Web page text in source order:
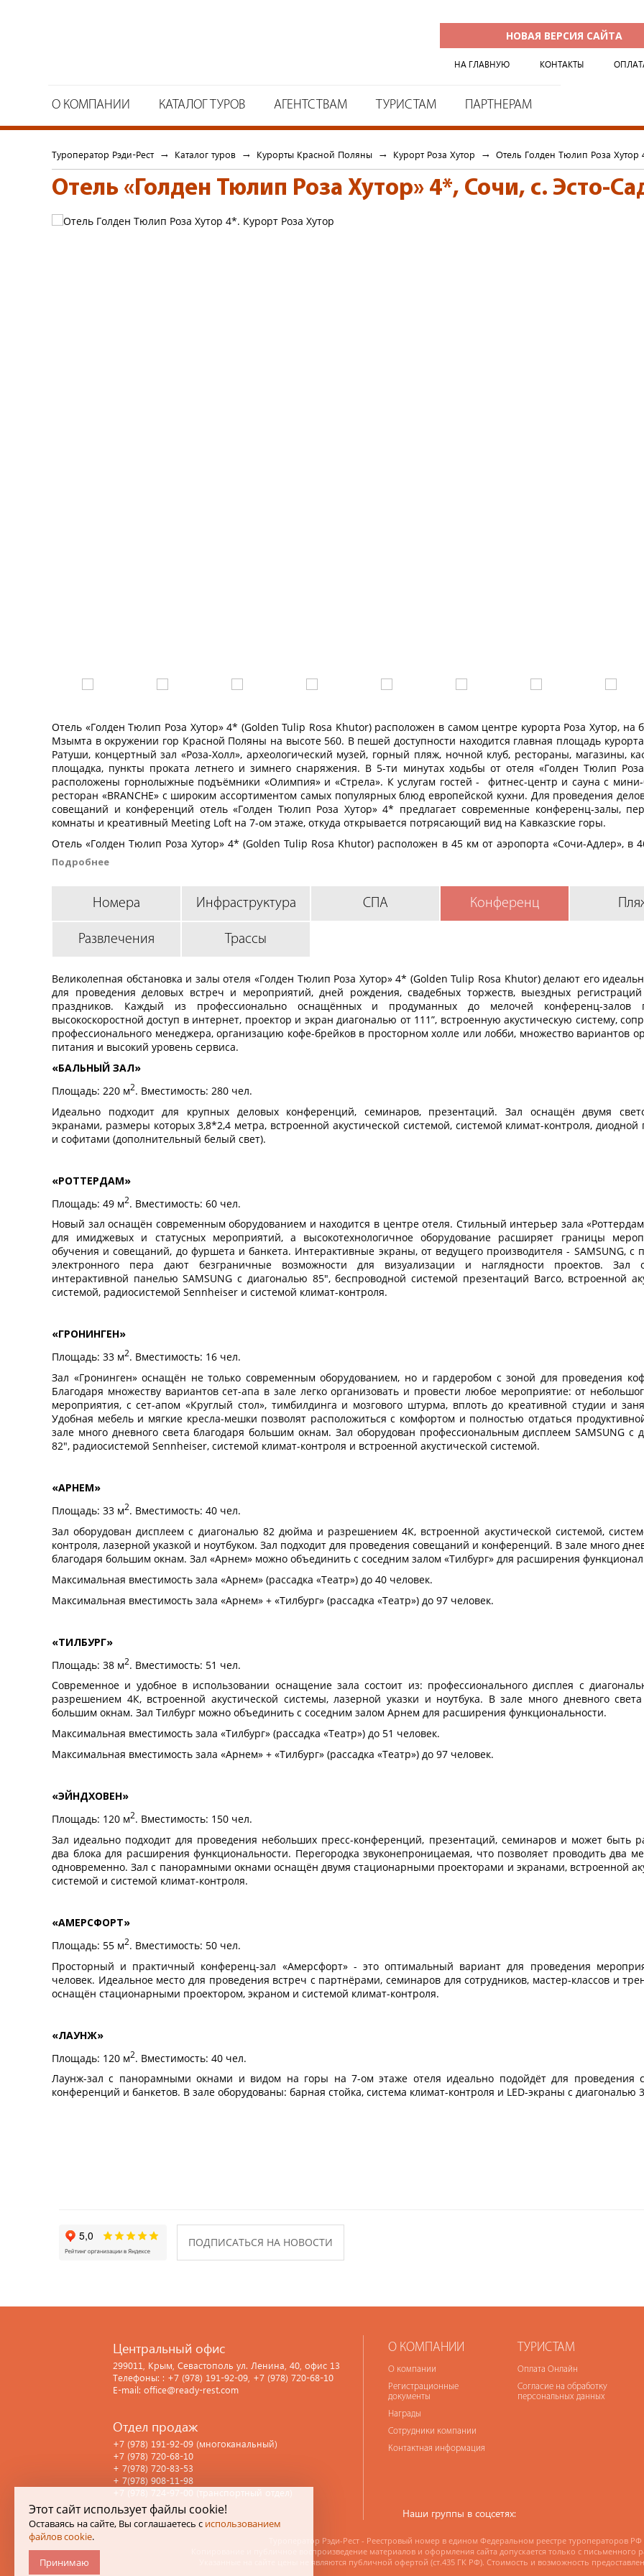
НОВАЯ ВЕРСИЯ САЙТА
О КОМПАНИИ КАТАЛОГ ТУРОВ АГЕНТСТВАМ ТУРИСТАМ ПАРТНЕРАМ
НА ГЛАВНУЮ КОНТАКТЫ
Туроператор Рэди-Рест → Каталог туров → Курорты Красной Поляны → Курорт Роза Хутор → Отель Голден Тюлип Роза Хутор
Отель «Голден Тюлип Роза Хутор» 4*, Сочи, с. Эсто-
Отель «Голден Тюлип Роза Хутор» 4* (Golden Tulip Rosa Khutor) расположен в самом центре курорта Роза Хутор, на
Мзымта в окружении гор Красной Поляны на высоте 560. В пешей доступности находится главная площадь
Ратуши, концертный зал «Роза-Холл», археологический музей, горный пляж, ночной клуб, рестораны, магазины,
площадка, пункты проката летнего и зимнего снаряжения. В 5-ти минутах ходьбы от отеля «Голден Тюлип
расположены горнолыжные подъёмники «Олимпия» и «Стрела». К услугам гостей - фитнес-центр и сауна с мини-
ресторан «BRANCHE» с широким ассортиментом самых популярных блюд европейской кухни. Для проведения
совещаний и конференций отель «Голден Тюлип Роза Хутор» 4* предлагает современные конференц-залы,
комнаты и креативный Meeting Loft на 7-ом этаже, откуда открывается потрясающий вид на Кавказские горы.
Отель «Голден Тюлип Роза Хутор» 4* (Golden Tulip Rosa Khutor) расположен в 45 км от аэропорта «Сочи-Адлер», в
вокзала «Сочи-Адлер», в 2 км от ж/д вокзала «Роза Хутор», в 300 м от подъемников, в 300 м от бювета минеральных
до пляжей побережья Чёрного моря в Адлере.
дизайнерских номера, соответствующих стандартам бренда.
Эргономика и стиль - вот, что привлекает
Каждый номер отеля оснащен всем необходимым для комфортного пребывания гостей:
вместительный гардероб, рабочее место с удобным подключением, мини-бар, набор для приготовления
электрочайник, бутилированная вода (обновляется ежедневно), меню подушек, ортопедические матрасы на
тапочки, фен, гостиничная мини-парфюмерия. В номерах супериор и выше для гостей доступны: капсульная
гладильная станция. Интерьер номеров выдержан в тёплых светлых тонах, располагающих к уюту и отдыху.
В тариф включено:проживание в номере выбранной категории, питание по выбранному типу в ресторане
«шведский стол», посещение тренажёрного зала, сауны, пользование комнатой для хранения и сушки спортивного
круглосуточная служба «Мобильный консьерж», интернет Wi-Fi на всей территории отеля. Возможность
Необходимые документы для размещения:
Для взрослых: ваучер, общегражданский российский паспорт.
Для детей:оригинал свидетельства о рождении для детей до 14 лет; для детей старше 14 лет - российский
одного из родителей (усыновителей, опекунов) на сопровождающих лиц, не являющихся законными
санэпидокружении об отсутствии контакта с людьми с инфекционными заболеваниями, в том числе Covid-19
поликлинике), справка о прививках (выдается медсестрой в детском саду или школе, или поликлинике).
Для иностранных туристов:паспорт и миграционная карта, виза или вид на жительство (более подробную
запрашивайте в службе ФМС).
Подробнее
Номера Инфраструктура СПА Конференц
Развлечения Трассы
Великолепная обстановка и залы отеля «Голден Тюлип Роза Хутор» 4* (Golden Tulip Rosa Khutor) делают его
для проведения деловых встреч и мероприятий, дней рождения, свадебных торжеств, выездных
праздников. Каждый из профессионально оснащённых и продуманных до мелочей конференц-залов
высокоскоростной доступ в интернет, проектор и экран диагональю от 111”, встроенную акустическую систему,
профессионального менеджера, организацию кофе-брейков в просторном холле или лобби, множество вариантов
питания и высокий уровень сервиса.
«БАЛЬНЫЙ ЗАЛ»
Площадь: 220 м2. Вместимость: 280 чел.
Идеально подходит для крупных деловых конференций, семинаров, презентаций. Зал оснащён двумя
экранами, размеры которых 3,8*2,4 метра, встроенной акустической системой, системой климат-контроля, диодной
и софитами (дополнительный белый свет).
«РОТТЕРДАМ»
Площадь: 49 м2. Вместимость: 60 чел.
Новый зал оснащён современным оборудованием и находится в центре отеля. Стильный интерьер зала
для имиджевых и статусных мероприятий, а высокотехнологичное оборудование расширяет границы
обучения и совещаний, до фуршета и банкета. Интерактивные экраны, от ведущего производителя - SAMSUNG, с
электронного пера дают безграничные возможности для визуализации и наглядности проектов. Зал
интерактивной панелью SAMSUNG с диагональю 85", беспроводной системой презентаций Barco, встроенной
системой, радиосистемой Sennheiser и системой климат-контроля.
«ГРОНИНГЕН»
Площадь: 33 м2. Вместимость: 16 чел.
Зал «Гронинген» оснащён не только современным оборудованием, но и гардеробом с зоной для проведения
Благодаря множеству вариантов сет-апа в зале легко организовать и провести любое мероприятие: от
мероприятия, с сет-апом «Круглый стол», тимбилдинга и мозгового штурма, вплоть до креативной студии и
Удобная мебель и мягкие кресла-мешки позволят расположиться с комфортом и полностью отдаться
зале много дневного света благодаря большим окнам. Зал оборудован профессиональным дисплеем SAMSUNG с
82", радиосистемой Sennheiser, системой климат-контроля и встроенной акустической системой.
«АРНЕМ»
Площадь: 33 м2. Вместимость: 40 чел.
Зал оборудован дисплеем с диагональю 82 дюйма и разрешением 4К, встроенной акустической системой,
контроля, лазерной указкой и ноутбуком. Зал подходит для проведения совещаний и конференций. В зале много
благодаря большим окнам. Зал «Арнем» можно объединить с соседним залом «Тилбург» для расширения
Максимальная вместимость зала «Арнем» (рассадка «Театр») до 40 человек.
Максимальная вместимость зала «Арнем» + «Тилбург» (рассадка «Театр») до 97 человек.
«ТИЛБУРГ»
Площадь: 38 м2. Вместимость: 51 чел.
Современное и удобное в использовании оснащение зала состоит из: профессионального дисплея с
разрешением 4К, встроенной акустической системы, лазерной указки и ноутбука. В зале много дневного света
большим окнам. Зал Тилбург можно объединить с соседним залом Арнем для расширения функциональности.
Максимальная вместимость зала «Тилбург» (рассадка «Театр») до 51 человек.
Максимальная вместимость зала «Арнем» + «Тилбург» (рассадка «Театр») до 97 человек.
«ЭЙНДХОВЕН»
Площадь: 120 м2. Вместимость: 150 чел.
Зал идеально подходит для проведения небольших пресс-конференций, презентаций, семинаров и может быть
два блока для расширения функциональности. Перегородка звуконепроницаемая, что позволяет проводить два
одновременно. Зал с панорамными окнами оснащён двумя стационарными проекторами и экранами, встроенной
системой и системой климат-контроля.
«АМЕРСФОРТ»
Площадь: 55 м2. Вместимость: 50 чел.
Просторный и практичный конференц-зал «Амерсфорт» - это оптимальный вариант для проведения
человек. Идеальное место для проведения встреч с партнёрами, семинаров для сотрудников, мастер-классов и
оснащён стационарными проектором, экраном и системой климат-контроля.
«ЛАУНЖ»
Площадь: 120 м2. Вместимость: 40 чел.
Лаунж-зал с панорамными окнами и видом на горы на 7-ом этаже отеля идеально подойдёт для проведения
конференций и банкетов. В зале оборудованы: барная стойка, система климат-контроля и LED-экраны с диагональю
ПОДПИСАТЬСЯ НА НОВОСТИ
Центральный офис
299011, Крым, Севастополь ул. Ленина, 40, офис 13
Телефоны: : +7 (978) 191-92-09, +7 (978) 720-68-10
E-mail: office@ready-rest.com
Отдел продаж
+7 (978) 191-92-09 (многоканальный)
+7 (978) 720-68-10
+ 7(978) 720-83-53
+ 7(978) 908-11-98
+7 (978) 724-97-00 (транспортный отдел)
О КОМПАНИИ
О компании
Регистрационные
документы
Награды
Сотрудники компании
Контактная информация
ТУРИСТАМ
Оплата Онлайн
Согласие на обработку
персональных данных
Наши группы в соцсетях:
Туроператор Рэди-Рест - Реестровый номер в едином Федеральном реестре туроператоров РФ
Копирование и публичное воспроизведение материалов и оформления сайта допускается только с
Указанные на сайте цены не являются публичной офертой (ст.435 ГК РФ). Стоимость и возможность
Этот сайт использует файлы cookie!
Оставаясь на сайте, Вы соглашаетесь с использованием
файлов cookie.
Принимаю